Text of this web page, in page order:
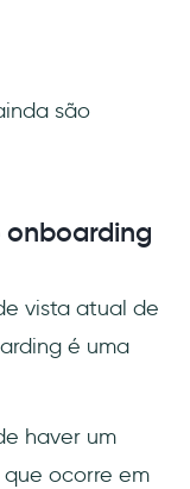
são
onboarding
vista atual de
é uma
haver um
ocorre em